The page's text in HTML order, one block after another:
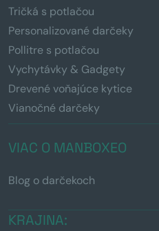
Tričká s potlačou
Personalizované darčeky
Pollitre s potlačou
Vychytávky & Gadgety
Drevené voňajúce kytice
Vianočné darčeky
VIAC O MANBOXEO
Blog o darčekoch
KRAJINA: